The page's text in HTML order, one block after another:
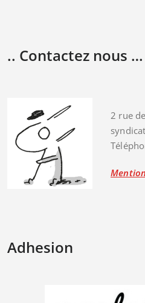
.. Contactez nous
2 rue
Adhesion